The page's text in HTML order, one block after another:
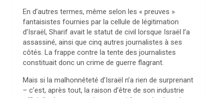
En d’autres termes, même selon les « preuves »
fantaisistes fournies par la cellule de légitimation
d’Israël, Sharif avait le statut de civil lorsque Israël l’a
assassiné, ainsi que cinq autres journalistes à ses
côtés. La frappe contre la tente des journalistes
constituait donc un crime de guerre flagrant.
Mais si la malhonnêteté d’Israël n’a rien de surprenant
– c’est, après tout, la raison d’être de son industrie